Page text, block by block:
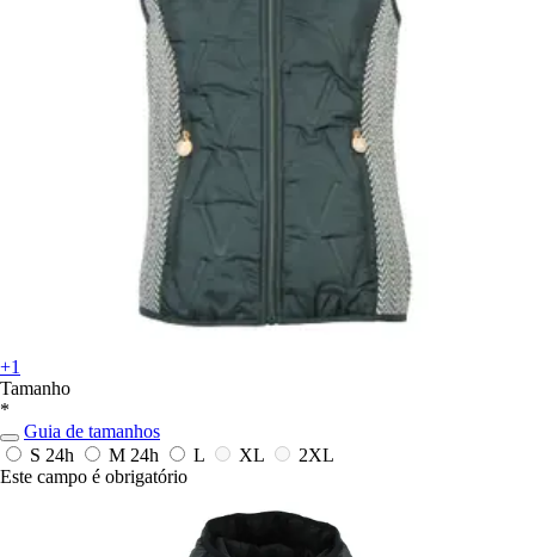
+1
Tamanho
*
Guia de tamanhos
S 24h M 24h L XL
2XL
Este campo é obrigatório